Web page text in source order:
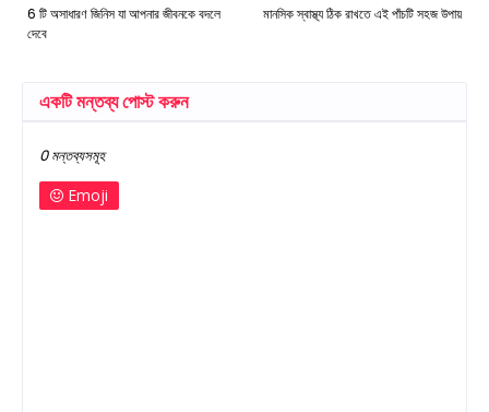
মানসিক স্বাস্থ্য ঠিক রাখতে এই পাঁচটি সহজ উপায়
6 টি অসাধারণ জিনিস যা আপনার জীবনকে বদলে
দেবে
একটি মন্তব্য পোস্ট করুন
0 মন্তব্যসমূহ
Emoji